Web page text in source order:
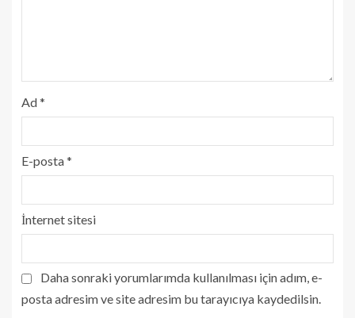
Ad*
E-posta*
İnternet sitesi
Daha sonraki yorumlarımda kullanılması için adım, e-
posta adresim ve site adresim bu tarayıcıya kaydedilsin.